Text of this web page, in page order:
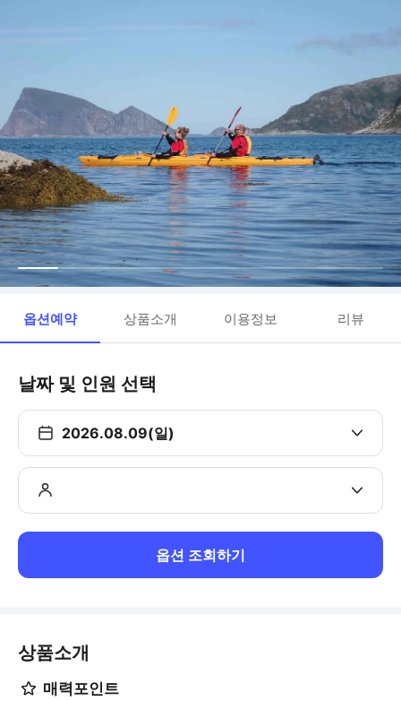
옵션예약 상품소개 이용정보 리뷰
날짜 및 인원 선택
2026.08.09(일)
옵션 조회하기
상품소개
매력포인트